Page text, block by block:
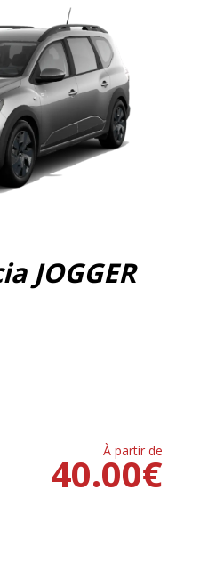
JOGGER
À partir de
€
40.00